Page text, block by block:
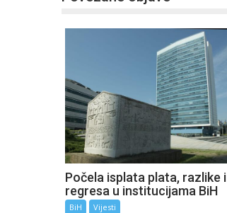
Počela isplata plata, razlike i
regresa u institucijama BiH
BiH Vijesti